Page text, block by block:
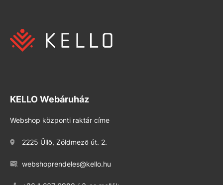
KELLO Webáruház
Webshop központi raktár címe
2225 Üllő, Zöldmező út. 2.
webshoprendeles@kello.hu